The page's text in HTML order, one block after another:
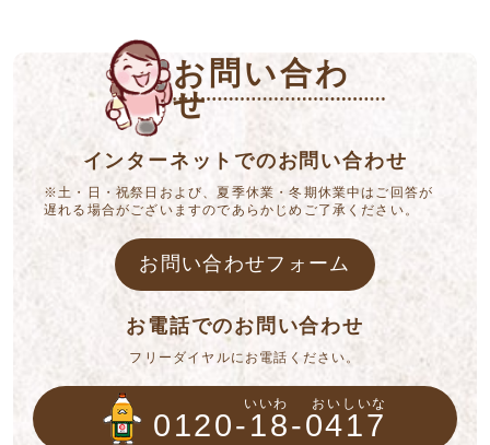
お問い合わ
せ
インターネットでのお問い合わせ
※土・日・祝祭日および、夏季休業・冬期休業中はご回答が
遅れる場合がございますのであらかじめご了承ください。
お問い合わせフォーム
お電話でのお問い合わせ
フリーダイヤルにお電話ください。
いいわ おいしいな
0120-18-0417